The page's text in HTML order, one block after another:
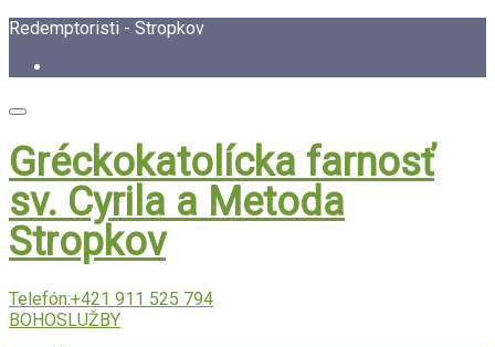
Redemptoristi - Stropkov
Gréckokatolícka farnosť
sv. Cyrila a Metoda
Stropkov
Telefón:+421 911 525 794
BOHOSLUŽBY